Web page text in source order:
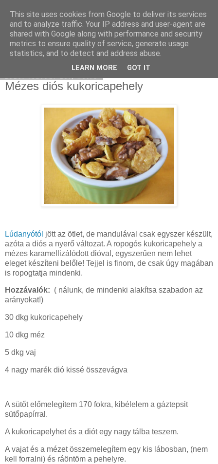
Moha Konyha
Mézes diós kukoricapehely
Lúdanyótól jött az ötlet, de mandulával csak egyszer készült,
azóta a diós a nyerő változat. A ropogós kukoricapehely a
mézes karamellizálódott dióval, egyszerűen nem lehet
eleget készíteni belőle! Tejjel is finom, de csak úgy magában
is ropogtatja mindenki.
Hozzávalók: ( nálunk, de mindenki alakítsa szabadon az
arányokat!)
30 dkg kukoricapehely
10 dkg méz
5 dkg vaj
4 nagy marék dió kissé összevágva
A sütőt előmelegítem 170 fokra, kibélelem a gáztepsit
sütőpapírral.
A kukoricapelyhet és a diót egy nagy tálba teszem.
A vajat és a mézet összemelegítem egy kis lábosban, (nem
kell forralni) és ráöntöm a pehelyre.
This site uses cookies from Google to deliver its services
and to analyze traffic. Your IP address and user-agent are
shared with Google along with performance and security
metrics to ensure quality of service, generate usage
statistics, and to detect and address abuse.
LEARN MORE GOT IT